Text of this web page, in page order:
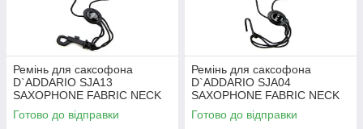
Ремінь для саксофона
D`ADDARIO SJA13
SAXOPHONE FABRIC NECK
STRAP ALTO/SOPRANO -
SNAP HOOK (BLACK)
Готово до відправки
Ремінь для саксофона
D`ADDARIO SJA04
SAXOPHONE FABRIC NECK
STRAP ALTO/SOPRANO
(JAZZ STRIPE 1)
Готово до відправки